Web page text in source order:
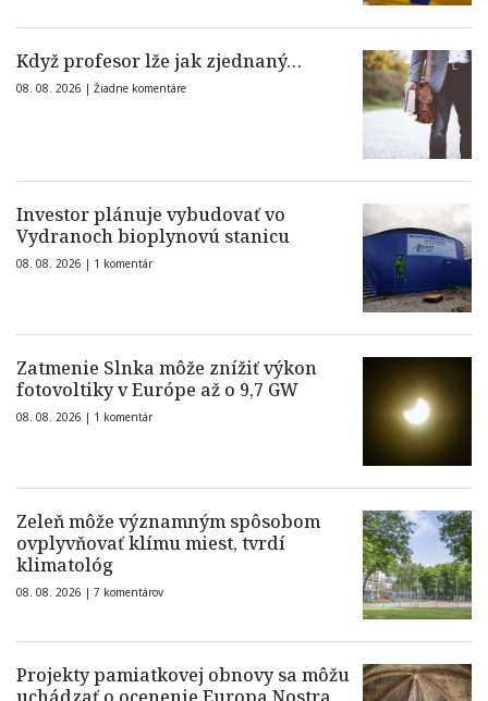
Když profesor lže jak zjednaný…
08. 08. 2026 | Žiadne komentáre
Investor plánuje vybudovať vo
Vydranoch bioplynovú stanicu
08. 08. 2026 | 1 komentár
Zatmenie Slnka môže znížiť výkon
fotovoltiky v Európe až o 9,7 GW
08. 08. 2026 | 1 komentár
Zeleň môže významným spôsobom
ovplyvňovať klímu miest, tvrdí
klimatológ
08. 08. 2026 | 7 komentárov
Projekty pamiatkovej obnovy sa môžu